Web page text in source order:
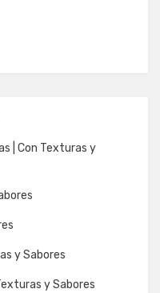
| Con Texturas y
y Sabores
y Sabores